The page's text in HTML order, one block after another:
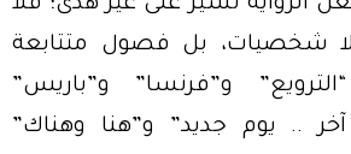
شخصيات، بل فصول متتابعة
و”فرنسا” و”باريس”
آخر .. يوم جديد” و”هنا وهناك”